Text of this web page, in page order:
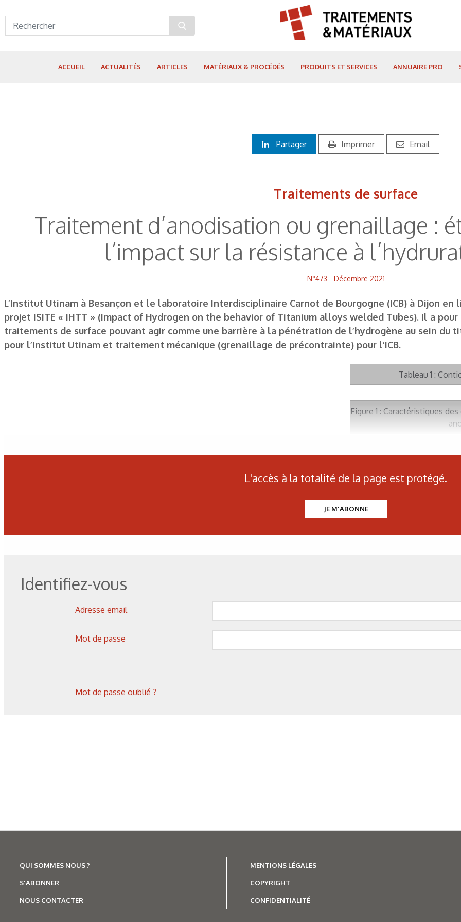
ACCUEIL ACTUALITÉS ARTICLES MATÉRIAUX & PROCÉDÉS PRODUITS ET SERVICES ANNUAIRE PRO
Partager Imprimer Email
Traitements de surface
Traitement d’anodisation ou grenaillage :
l’impact sur la résistance à
N°473 - Décembre 2021
L’Institut Utinam à Besançon et le laboratoire Interdisciplinaire Carnot de Bourgogne (ICB) à Dijon
projet ISITE « IHTT » (Impact of Hydrogen on the behavior of Titanium alloys welded Tubes). Il a
traitements de surface pouvant agir comme une barrière à la pénétration de l’hydrogène au sein
pour l’Institut Utinam et traitement mécanique (grenaillage de précontrainte) pour l’ICB.
Tableau 1 :
Figure 1 : Caractéristiques
par
Figure 2 b)
Figure 5 : Cartes EBSD
contraintes résiduelles des
IA – A
L'accès à la totalité de la page est protégé.
JE M'ABONNE
Identifiez-vous
Adresse email
Mot de passe
Mot de passe oublié ?
QUI SOMMES NOUS ?
S'ABONNER
NOUS CONTACTER
MENTIONS LÉGALES
COPYRIGHT
CONFIDENTIALITÉ